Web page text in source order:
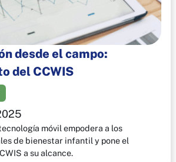
desde el campo:
del CCWIS
móvil empodera a los
de bienestar infantil y pone el
a su alcance.